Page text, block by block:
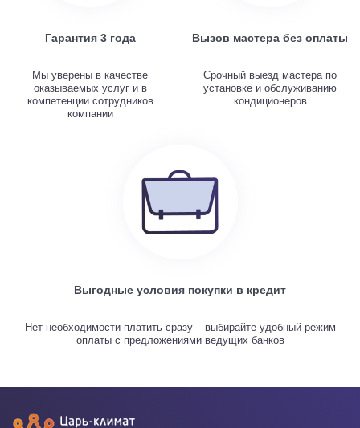
Гарантия 3 года
Мы уверены в качестве
оказываемых услуг и в
компетенции сотрудников
компании
Вызов мастера без оплаты
Срочный выезд мастера по
установке и обслуживанию
кондиционеров
Выгодные условия покупки в кредит
Нет необходимости платить сразу – выбирайте удобный режим
оплаты с предложениями ведущих банков